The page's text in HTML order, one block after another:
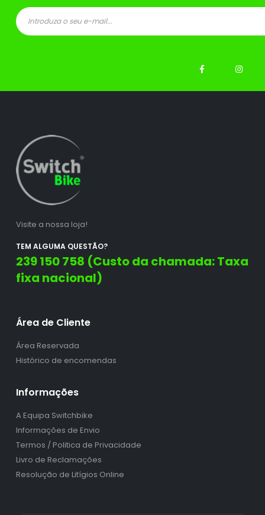
Visite a nossa loja!
TEM ALGUMA QUESTÃO?
239 150 758 (Custo da chamada: Taxa
fixa nacional)
Área de Cliente
Área Reservada
Histórico de encomendas
Informações
A Equipa Switchbike
Informações de Envio
Termos / Politica de Privacidade
Livro de Reclamações
Resolução de Litígios Online